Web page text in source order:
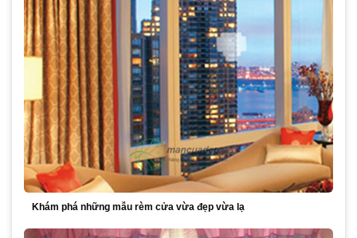
Khám phá những mẫu rèm cửa vừa đẹp vừa lạ